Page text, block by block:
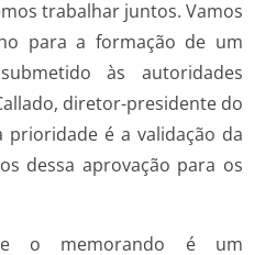
trabalhar juntos. Vamos
para a formação de um
às autoridades
diretor-presidente do
prioridade é a validação da
dessa aprovação para os
o memorando é um